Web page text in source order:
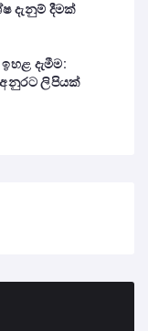
දැනුම් දීමක්
දැමීම:
ලිපියක්